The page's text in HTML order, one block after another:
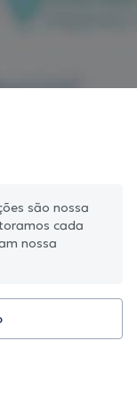
são nossa
cada
nossa